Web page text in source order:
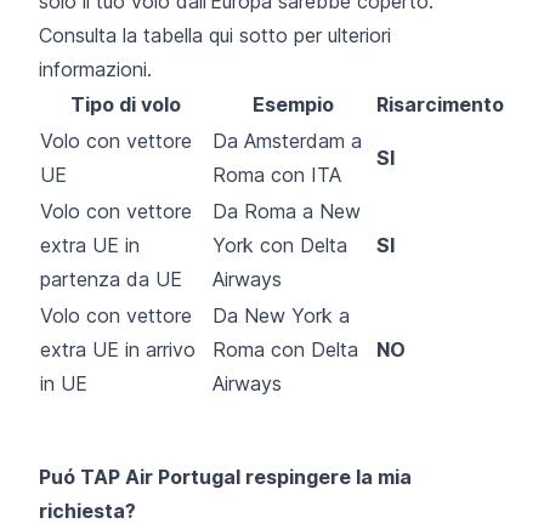
Consulta la tabella qui sotto per ulteriori
informazioni.
Tipo di volo
Esempio
Risarcimento
Volo con vettore
UE
Da Amsterdam a
Roma con ITA
SI
Volo con vettore
extra UE in
partenza da UE
Da Roma a New
York con Delta
Airways
SI
Volo con vettore
extra UE in arrivo
in UE
Da New York a
Roma con Delta
Airways
NO
Puó TAP Air Portugal respingere la mia
richiesta?